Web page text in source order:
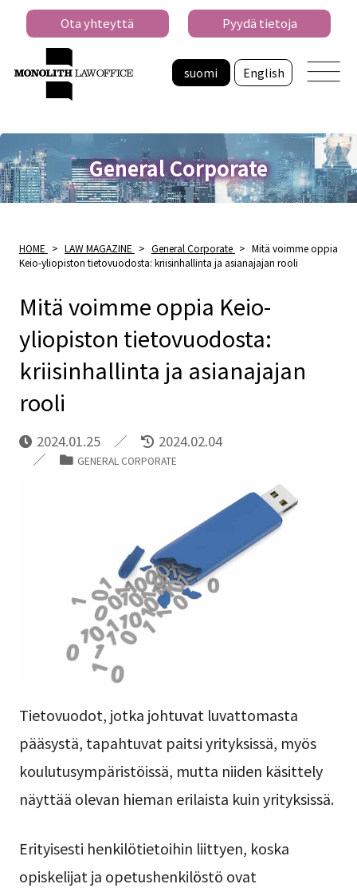
suomi English
Ota yhteyttä Pyydä tietoja
General Corporate
HOME > LAW MAGAZINE > General Corporate > Mitä voimme oppia
Keio-yliopiston tietovuodosta: kriisinhallinta ja asianajajan rooli
Mitä voimme oppia Keio-
yliopiston tietovuodosta:
kriisinhallinta ja asianajajan
rooli
2024.01.25 2024.02.04
GENERAL CORPORATE
Tietovuodot, jotka johtuvat luvattomasta
pääsystä, tapahtuvat paitsi yrityksissä, myös
koulutusympäristöissä, mutta niiden käsittely
näyttää olevan hieman erilaista kuin yrityksissä.
Erityisesti henkilötietoihin liittyen, koska
opiskelijat ja opetushenkilöstö ovat